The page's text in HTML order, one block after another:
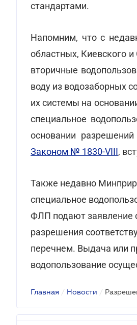
стандартами.
Напомним, что с
областных, Киевского
вторичные
воду из водозаборных
их системы на
специальное
основании
Законом № 1830-VIII,
Также недавно
специальное
ФЛП подают заявление
разрешения
перечнем. Выдача или
водопользование
Главная / Новости /